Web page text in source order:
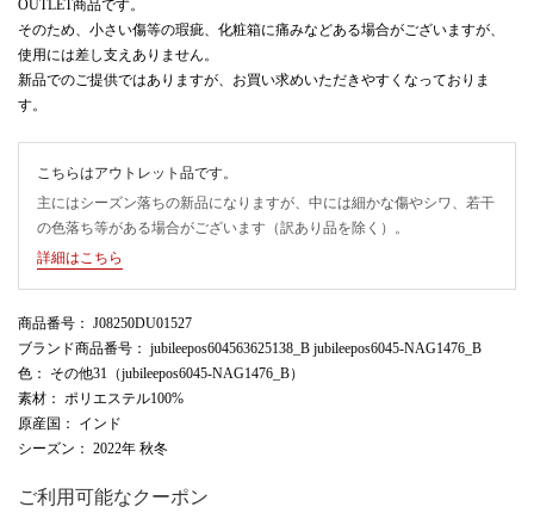
OUTLET商品です。
そのため、小さい傷等の瑕疵、化粧箱に痛みなどある場合がございますが、
使用には差し支えありません。
新品でのご提供ではありますが、お買い求めいただきやすくなっておりま
す。
こちらはアウトレット品です。
主にはシーズン落ちの新品になりますが、中には細かな傷やシワ、若干
の色落ち等がある場合がございます（訳あり品を除く）。
詳細はこちら
商品番号 ： J08250DU01527
ブランド商品番号 ： jubileepos604563625138_B jubileepos6045-NAG1476_B
色 ： その他31（jubileepos6045-NAG1476_B）
素材 ： ポリエステル100%
原産国 ： インド
シーズン ： 2022年 秋冬
ご利用可能なクーポン